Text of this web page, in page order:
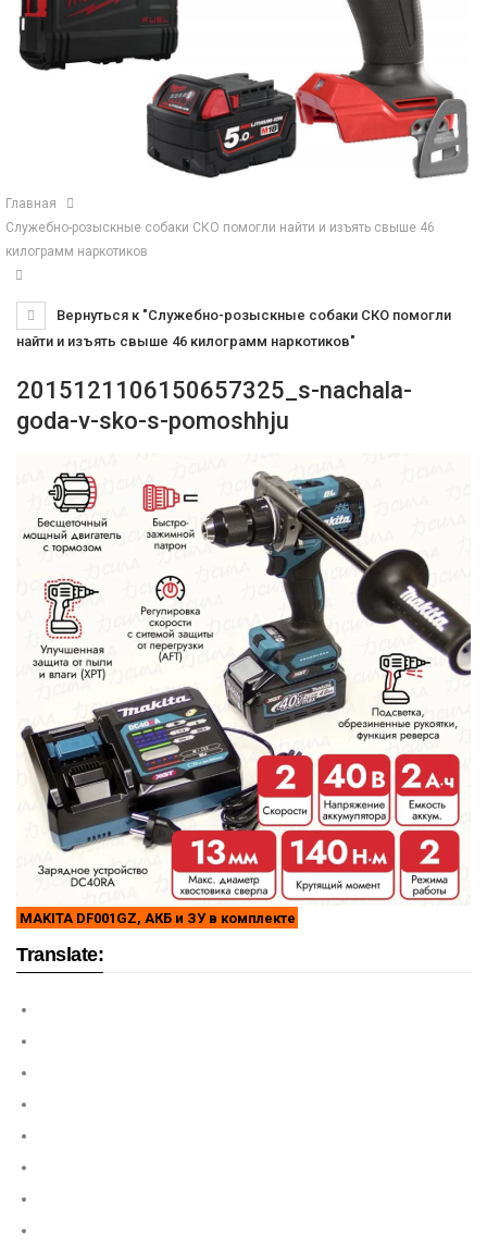
Главная
Служебно-розыскные собаки СКО помогли найти и изъять свыше 46
килограмм наркотиков
Вернуться к "Служебно-розыскные собаки СКО помогли
найти и изъять свыше 46 килограмм наркотиков"
2015121106150657325_s-nachala-
goda-v-sko-s-pomoshhju
MAKITA DF001GZ, АКБ и ЗУ в комплекте
Translate: